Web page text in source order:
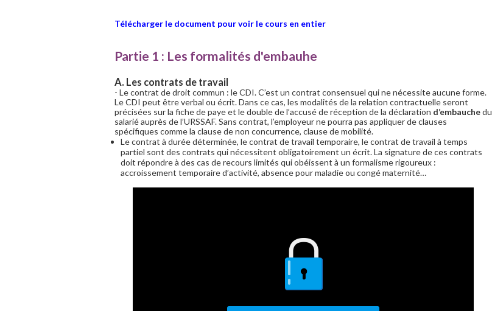
Télécharger le document pour voir le cours en entier
Partie 1 : Les formalités d'embauhe
A. Les contrats de travail
- Le contrat de droit commun : le CDI. C’est un contrat consensuel qui ne nécessite aucune forme.
Le CDI peut être verbal ou écrit. Dans ce cas, les modalités de la relation contractuelle seront
précisées sur la fiche de paye et le double de l’accusé de réception de la déclaration d’embauchedu
salarié auprès de l’URSSAF. Sans contrat, l’employeur ne pourra pas appliquer de clauses
spécifiques comme la clause de non concurrence, clause de mobilité.
Le contrat à durée déterminée, le contrat de travail temporaire, le contrat de travail à temps
partiel sont des contrats qui nécessitent obligatoirement un écrit. La signature de ces contrats
doit répondre à des cas de recours limités qui obéissent à un formalisme rigoureux :
accroissement temporaire d’activité, absence pour maladie ou congé maternité…